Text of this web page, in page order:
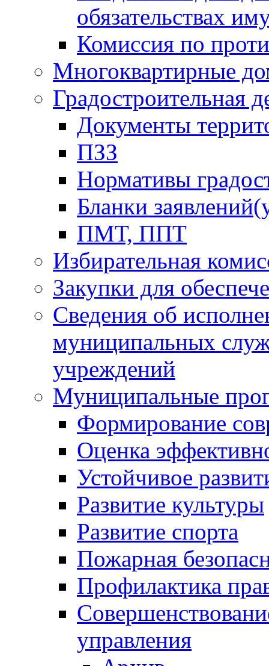
обязательствах
Комиссия по
Многоквартирные
Градостроительная
Документы
ПЗЗ
Нормативы
Бланки
ПМТ, ППТ
Избирательная
Закупки для
Сведения об
муниципальных
учреждений
Муниципальные
Формирование
Оценка
Устойчивое
Развитие культуры
Развитие спорта
Пожарная
Профилактика
управления